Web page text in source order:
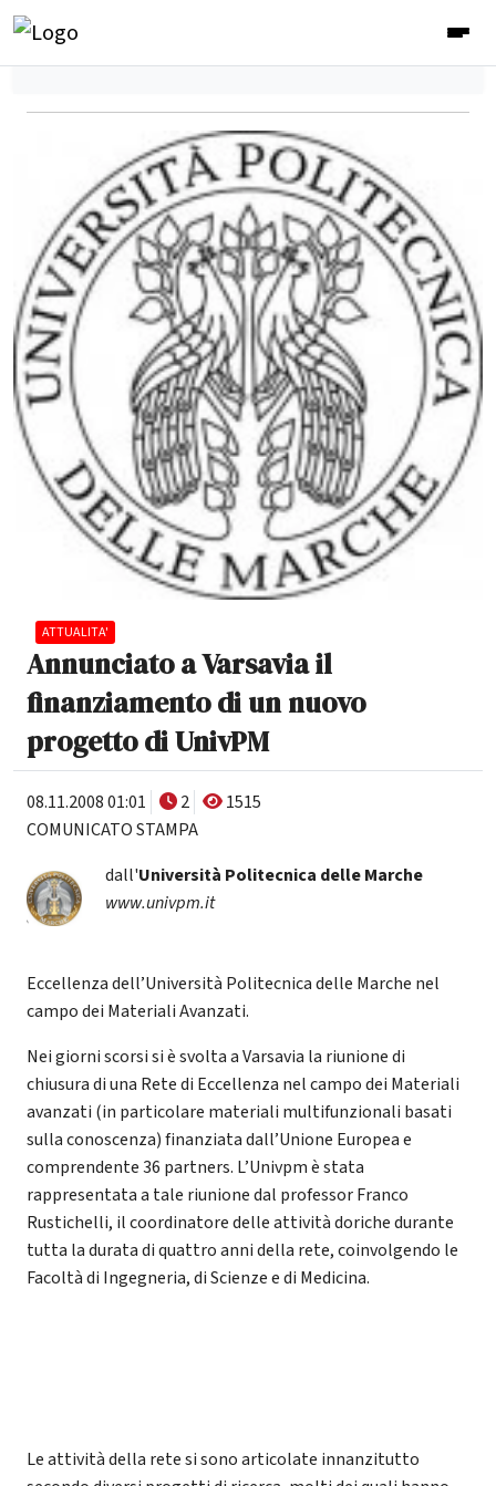
ATTUALITA'
Annunciato a Varsavia il
finanziamento di un nuovo
progetto di UnivPM
08.11.2008 01:01 2
1515
COMUNICATO STAMPA
dall'Università Politecnica delle Marche
www.univpm.it
Eccellenza dell’Università Politecnica delle Marche nel
campo dei Materiali Avanzati.
Nei giorni scorsi si è svolta a Varsavia la riunione di
chiusura di una Rete di Eccellenza nel campo dei Materiali
avanzati (in particolare materiali multifunzionali basati
sulla conoscenza) finanziata dall’Unione Europea e
comprendente 36 partners. L’Univpm è stata
rappresentata a tale riunione dal professor Franco
Rustichelli, il coordinatore delle attività doriche durante
tutta la durata di quattro anni della rete, coinvolgendo le
Facoltà di Ingegneria, di Scienze e di Medicina.
Le attività della rete si sono articolate innanzitutto